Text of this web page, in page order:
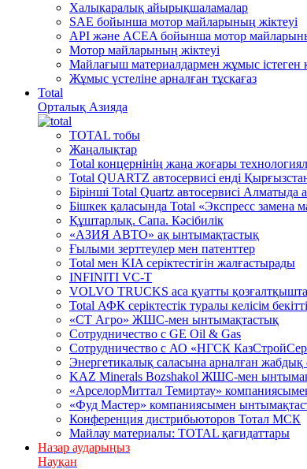
Халықаралық айырықшаламалар
SAE бойынша мотор майларының жіктеуі
API және ACEA бойынша мотор
Мотор майларының жіктеуі
Майлағыш материалдармен жұмыс істеген
Жұмыс үстеліне арналған тұсқағаз
Total
Орталық Азияда
TOTAL тобы
Жаңалықтар
Total концернінің жаңа жоғары
Total QUARTZ автосервисі енді
Бірінші Total Quartz автосервисі
Бішкек қаласында Total «Экспресс замена
Құштарлық. Сапа. Кәсібилік
«АЗИЯ АВТО» ақ ынтымақтастық
Ғылыми зерттеулер мен патенттер
Total мен KIA серіктестігін жалғастырады
INFINITI VC-T
VOLVO TRUCKS аса қуатты
Total АФК серіктестік туралы келісім бекітті
«СТ Агро» ЖШС-мен ынтымақтастық
Сотрудничество c GE Oil & Gas
Сотрудничество с АО «НГСК
Энергетикалық саласына арналған жабдық
KAZ Minerals Bozshakol ЖШС-мен
«АрселорМиттал Темиртау»
«Фуд Мастер» компаниясымен
Конференция дистрибьюторов Тотал МСК
Майлау материалы: TOTAL қағидаттары
Назар аударыңыз
Науқан